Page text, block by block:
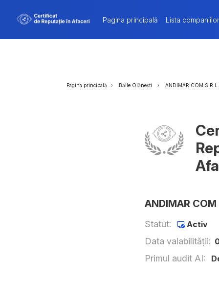
Pagina principală Lista companiilor
Pagina principală Băile Olănești ANDIMAR COM S.R.L.
ANDIMAR COM
Statut: Activ
Data valabilității:
Primul audit AI: